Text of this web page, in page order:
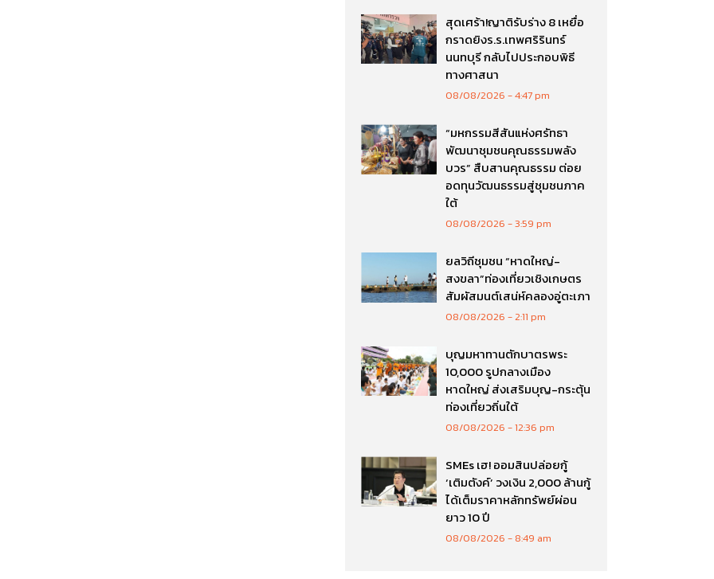
สุดเศร้า!ญาติรับร่าง 8 เหยื่อ
กราดยิงร.ร.เทพศริรินทร์
นนทบุรี กลับไปประกอบพิธี
ทางศาสนา
08/08/2026 4:47 pm
“มหกรรมสีสันแห่งศรัทธา
พัฒนาชุมชนคุณธรรมพลัง
บวร” สืบสานคุณธรรม ต่อย
อดทุนวัฒนธรรมสู่ชุมชนภาค
ใต้
08/08/2026 3:59 pm
ยลวิถีชุมชน “หาดใหญ่-
สงขลา”ท่องเที่ยวเชิงเกษตร
สัมผัสมนต์เสน่ห์คลองอู่ตะเภา
08/08/2026 2:11 pm
บุญมหาทานตักบาตรพระ
10,000 รูปกลางเมือง
หาดใหญ่ ส่งเสริมบุญ-กระตุ้น
ท่องเที่ยวถิ่นใต้
08/08/2026 12:36 pm
SMEs เฮ! ออมสินปล่อยกู้
‘เติมตังค์’ วงเงิน 2,000 ล้านกู้
ได้เต็มราคาหลักทรัพย์ผ่อน
ยาว 10 ปี
08/08/2026 8:49 am